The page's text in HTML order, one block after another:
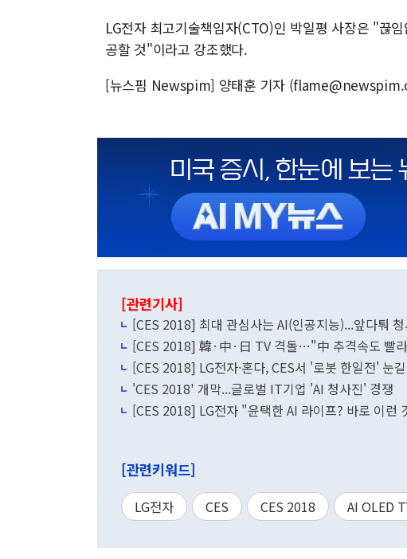
LG전자 최고기술책임자(CTO)인 박일평 사장은 "끊
공할 것"이라고 강조했다.
[뉴스핌 Newspim] 양태훈 기자
[관련기사]
[CES 2018] 최대 관심사는 AI(인공지능)...앞다퉈
[CES 2018] 韓·中·日 TV 격돌…"中 추격속도 빨
[CES 2018] LG전자·혼다, CES서 '로봇 한일전' 눈길
'CES 2018' 개막...글로벌 IT기업 'AI 청사진' 경쟁
[CES 2018] LG전자 "윤택한 AI 라이프? 바로 이런
[관련키워드]
LG전자 CES CES 2018 AI OLED